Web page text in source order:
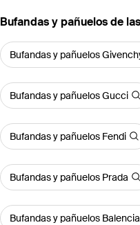
Bufandas y pañuelos de
Bufandas y pañuelos
Bufandas y pañuelos Gucci
Bufandas y pañuelos Fendi
Bufandas y pañuelos Prada
Bufandas y pañuelos